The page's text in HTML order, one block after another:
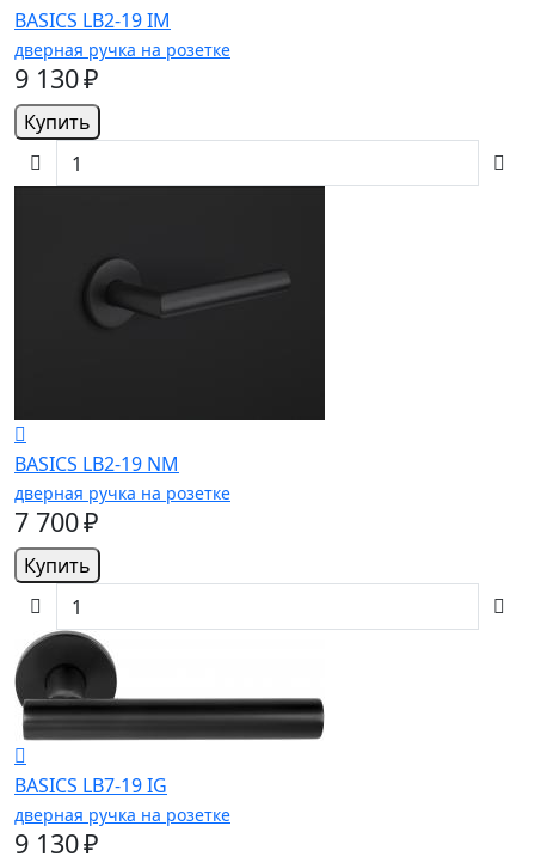
BASICS LB2-19 IM
дверная ручка на розетке
9 130 ₽
Купить
BASICS LB2-19 NM
дверная ручка на розетке
7 700 ₽
Купить
BASICS LB7-19 IG
дверная ручка на розетке
9 130 ₽